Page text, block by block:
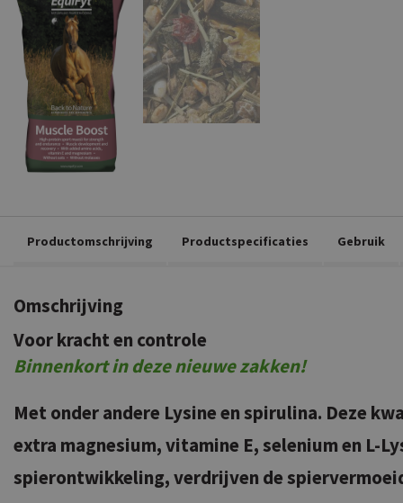
Productomschrijving Productspecificaties Gebruik
Omschrijving
Voor kracht en controle
Binnenkort in deze nieuwe zakken!
Met onder andere Lysine en spirulina. Deze
extra magnesium, vitamine E, selenium en L-
spierontwikkeling, verdrijven de